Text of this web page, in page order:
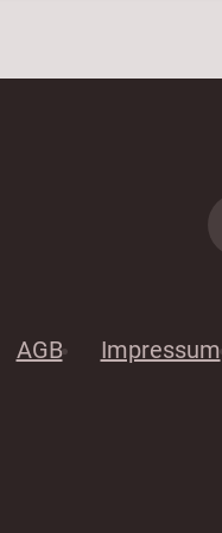
AGB Impressum